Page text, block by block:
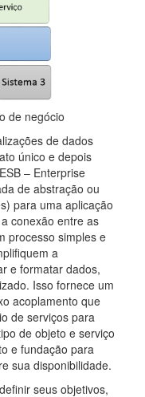
de negócio
de dados
único e depois
– Enterprise
de abstração ou
para uma aplicação
conexão entre as
processo simples e
a
e formatar dados,
Isso fornece um
acoplamento que
de serviços para
de objeto e serviço
e fundação para
sua disponibilidade.
seus objetivos,